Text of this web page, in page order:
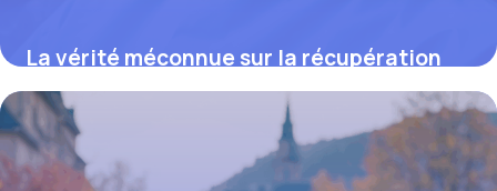
La vérité méconnue sur la récupération
après acromioplastie qui accélère votre
reprise et évite les complications
2 juin 2026